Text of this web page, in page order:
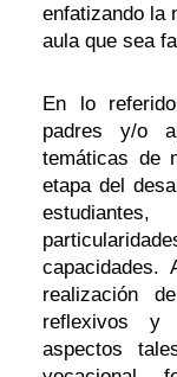
enfatizando la
aula que sea
En lo
padres y/o
temáticas de
etapa del
realización
reflexivos y
aspectos